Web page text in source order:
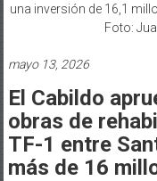
una inversión de 16,1
Foto:
mayo 13, 2026
El Cabildo
obras de
TF-1 entre
más de 16